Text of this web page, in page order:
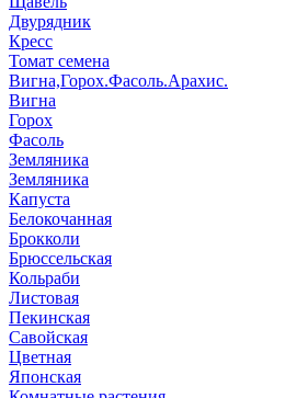
Двурядник
Кресс
Томат семена
Вигна,Горох.Фасоль.Арахис.
Вигна
Горох
Фасоль
Земляника
Земляника
Капуста
Белокочанная
Брокколи
Брюссельская
Кольраби
Листовая
Пекинская
Савойская
Цветная
Японская